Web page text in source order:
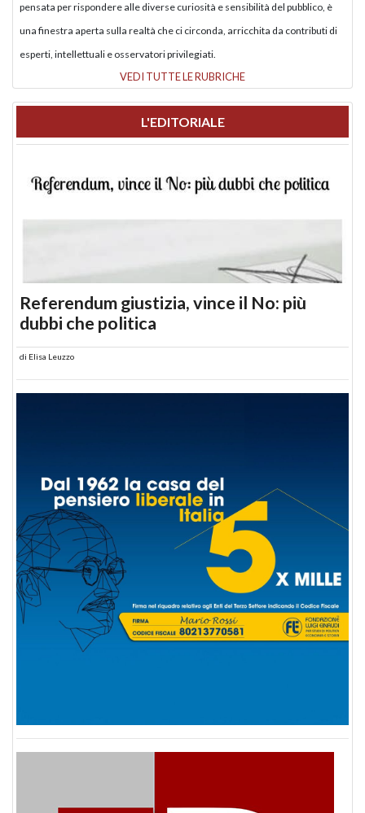
pensata per rispondere alle diverse curiosità e sensibilità del pubblico, è
una finestra aperta sulla realtà che ci circonda, arricchita da contributi di
esperti, intellettuali e osservatori privilegiati.
VEDI TUTTE LE RUBRICHE
L'EDITORIALE
Referendum giustizia, vince il No: più
dubbi che politica
di Elisa Leuzzo